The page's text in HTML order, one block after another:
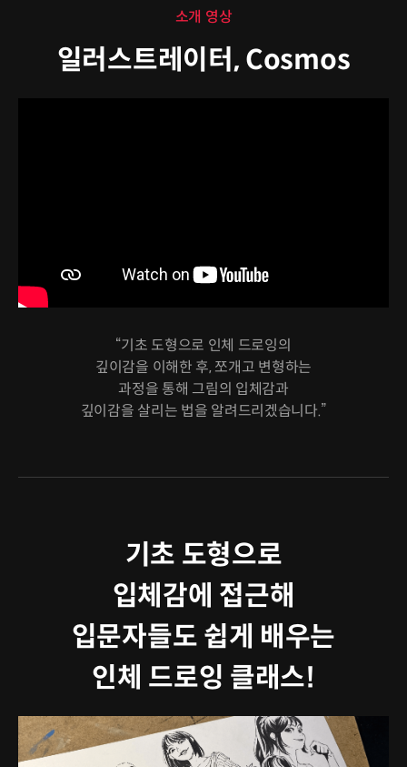
소개 영상
일러스트레이터, Cosmos
“기초 도형으로 인체 드로잉의
깊이감을 이해한 후, 쪼개고 변형하는
과정을 통해 그림의 입체감과
깊이감을 살리는 법을 알려드리겠습니다.”
기초 도형으로
입체감에 접근해
입문자들도 쉽게 배우는
인체 드로잉 클래스!